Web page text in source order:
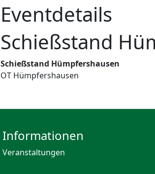
Eventdetails
Schießstand
Schießstand Hümpfershausen
OT Hümpfershausen
Informationen
Veranstaltungen